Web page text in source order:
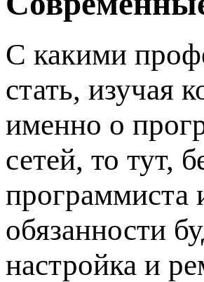
С какими
стать, изучая
именно о
сетей, то тут,
программиста
обязанности
настройка и